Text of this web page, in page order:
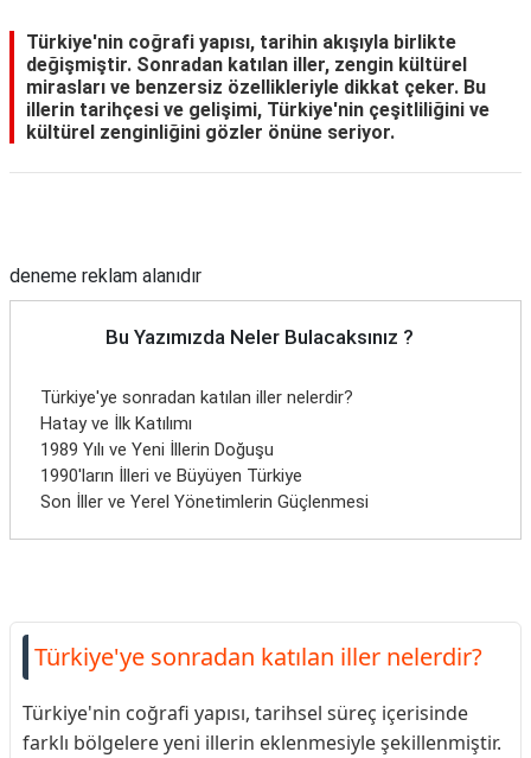
Türkiye'nin coğrafi yapısı, tarihin akışıyla birlikte
değişmiştir. Sonradan katılan iller, zengin kültürel
mirasları ve benzersiz özellikleriyle dikkat çeker. Bu
illerin tarihçesi ve gelişimi, Türkiye'nin çeşitliliğini ve
kültürel zenginliğini gözler önüne seriyor.
deneme reklam alanıdır
Bu Yazımızda Neler Bulacaksınız ?
Türkiye'ye sonradan katılan iller nelerdir?
Hatay ve İlk Katılımı
1989 Yılı ve Yeni İllerin Doğuşu
1990'ların İlleri ve Büyüyen Türkiye
Son İller ve Yerel Yönetimlerin Güçlenmesi
Türkiye'ye sonradan katılan iller nelerdir?
Türkiye'nin coğrafi yapısı, tarihsel süreç içerisinde
farklı bölgelere yeni illerin eklenmesiyle şekillenmiştir.